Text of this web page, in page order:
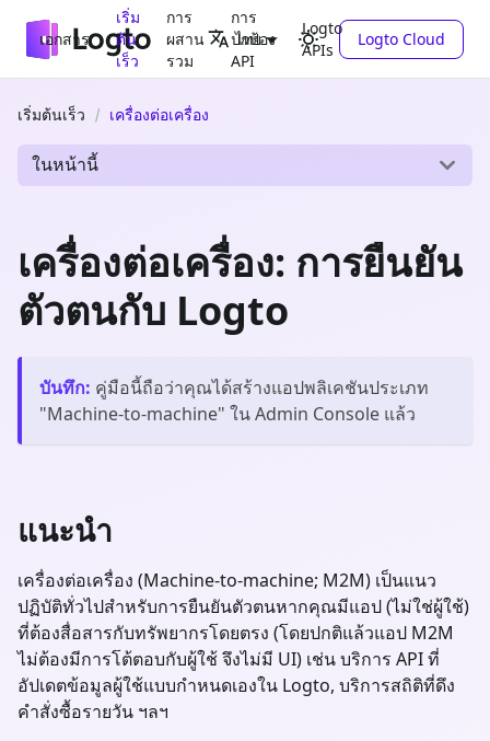
เอกสาร
เริ่ม
ต้น
เร็ว
การ
ผสาน
รวม
การ
ปกป้อง
API
Logto
APIs
ไทย Logto Cloud
เริ่มต้นเร็ว เครื่องต่อเครื่อง
ในหน้านี้
เครื่องต่อเครื่อง: การยืนยัน
ตัวตนกับ Logto
บันทึก: คู่มือนี้ถือว่าคุณได้สร้างแอปพลิเคชันประเภท
"Machine-to-machine" ใน Admin Console แล้ว
แนะนำ
เครื่องต่อเครื่อง (Machine-to-machine; M2M) เป็นแนว
ปฏิบัติทั่วไปสำหรับการยืนยันตัวตนหากคุณมีแอป (ไม่ใช่ผู้ใช้)
ที่ต้องสื่อสารกับทรัพยากรโดยตรง (โดยปกติแล้วแอป M2M
ไม่ต้องมีการโต้ตอบกับผู้ใช้ จึงไม่มี UI) เช่น บริการ API ที่
อัปเดตข้อมูลผู้ใช้แบบกำหนดเองใน Logto, บริการสถิติที่ดึง
คำสั่งซื้อรายวัน ฯลฯ